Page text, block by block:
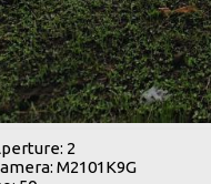
2
M2101K9G